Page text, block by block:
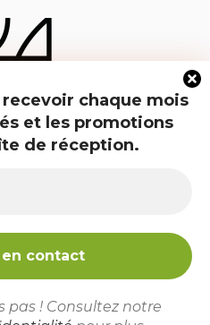
chaque mois
et les promotions
de réception.
pas ! Consultez notre
31410 Noé
Mentions légales
Politique de